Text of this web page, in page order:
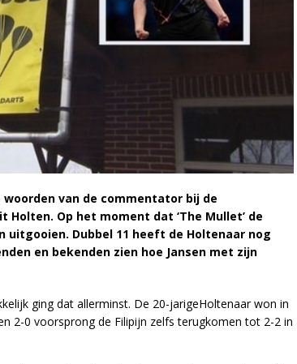
van de commentator bij de
Op het moment dat ‘The Mullet’ de
uitgooien. Dubbel 11 heeft de Holtenaar nog
en bekenden zien hoe Jansen met zijn
ging dat allerminst. De 20-jarigeHoltenaar won in
2-0 voorsprong de Filipijn zelfs terugkomen tot 2-2 in